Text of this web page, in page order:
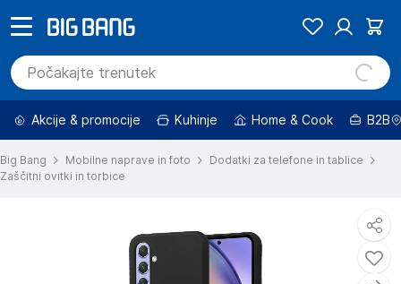
Akcije & promocije Kuhinje Home & Cook B2B
Big Bang Mobilne naprave in foto
Dodatki za telefone in tablice
Zaščitni ovitki in torbice